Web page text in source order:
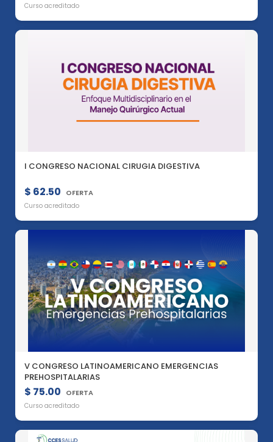
Curso acreditado
I CONGRESO NACIONAL CIRUGIA DIGESTIVA
$ 62.50 OFERTA
Curso acreditado
V CONGRESO LATINOAMERICANO EMERGENCIAS
PREHOSPITALARIAS
$ 75.00 OFERTA
Curso acreditado